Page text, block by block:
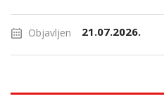
Objavljen 21.07.2026.